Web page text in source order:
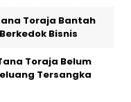
Toraja Bantah
Bisnis
Toraja Belum
Tersangka